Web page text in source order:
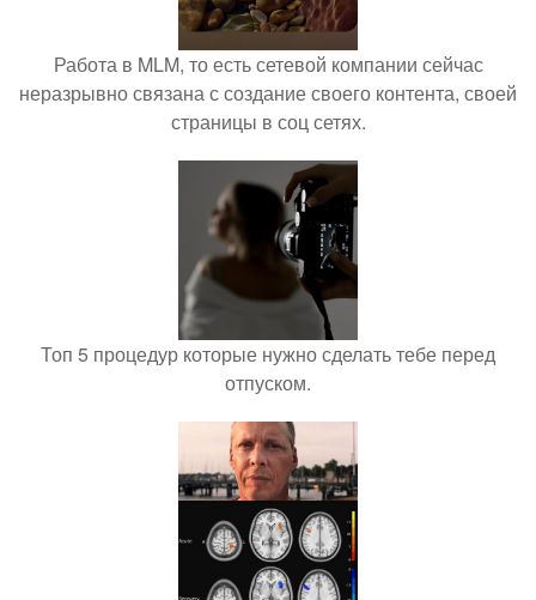
Работа в MLM, то есть сетевой компании сейчас
неразрывно связана с создание своего контента, своей
страницы в соц сетях.
Топ 5 процедур которые нужно сделать тебе перед
отпуском.